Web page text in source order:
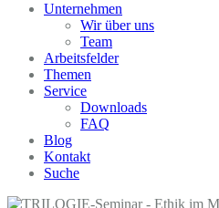
Unternehmen
Wir über uns
Team
Arbeitsfelder
Themen
Service
Downloads
FAQ
Blog
Kontakt
Suche